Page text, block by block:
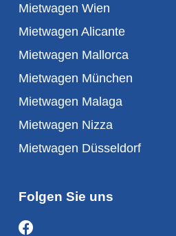
Mietwagen Wien
Mietwagen Alicante
Mietwagen Mallorca
Mietwagen München
Mietwagen Malaga
Mietwagen Nizza
Mietwagen Düsseldorf
Folgen Sie uns